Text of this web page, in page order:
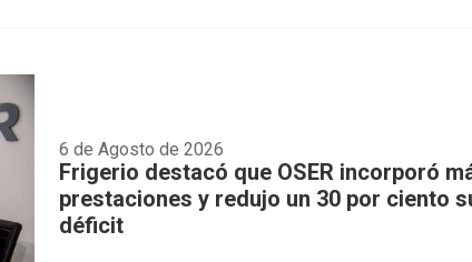
6 de Agosto de 2026
Frigerio destacó que OSER incorporó
prestaciones y redujo un 30 por ciento
déficit